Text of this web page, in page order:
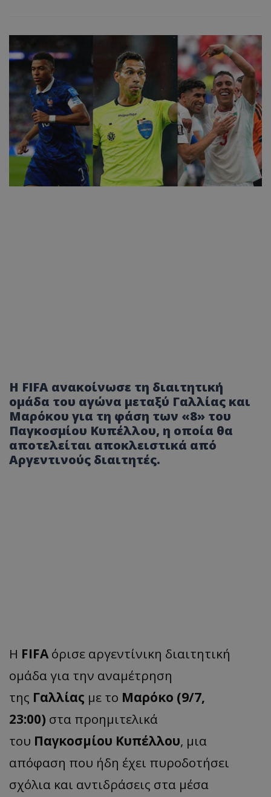
Η FIFA ανακοίνωσε τη διαιτητική
ομάδα του αγώνα μεταξύ Γαλλίας και
Μαρόκου για τη φάση των «8» του
Παγκοσμίου Κυπέλλου, η οποία θα
αποτελείται αποκλειστικά από
Αργεντινούς διαιτητές.
Η FIFA όρισε αργεντίνικη διαιτητική
ομάδα για την αναμέτρηση
της Γαλλίας με το Μαρόκο (9/7,
23:00) στα προημιτελικά
του Παγκοσμίου Κυπέλλου, μια
απόφαση που ήδη έχει πυροδοτήσει
σχόλια και αντιδράσεις στα μέσα